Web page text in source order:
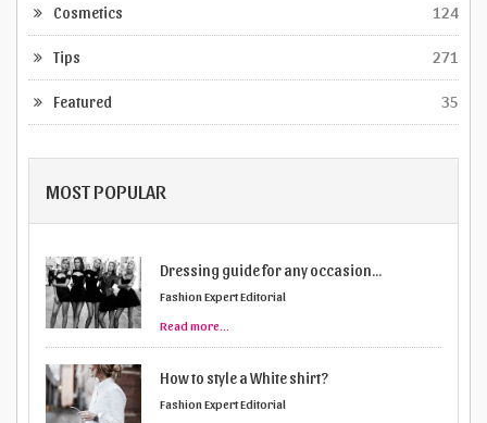
Cosmetics 124
Tips 271
Featured 35
MOST POPULAR
Dressing guide for any occasion...
Fashion Expert Editorial
Read more...
How to style a White shirt?
Fashion Expert Editorial